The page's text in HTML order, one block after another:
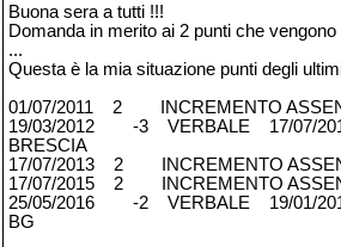
Buona sera a tutti !!!
Domanda in merito ai 2 punti che
...
Questa è la mia situazione punti degli
01/07/2011 2 INCREMENTO
19/03/2012 -3 VERBALE 17/07/
BRESCIA
17/07/2013 2 INCREMENTO
17/07/2015 2 INCREMENTO
25/05/2016 -2 VERBALE 19/01/
BG